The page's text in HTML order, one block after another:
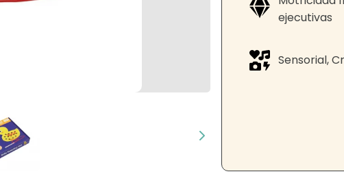
ejecutivas
Sensorial,